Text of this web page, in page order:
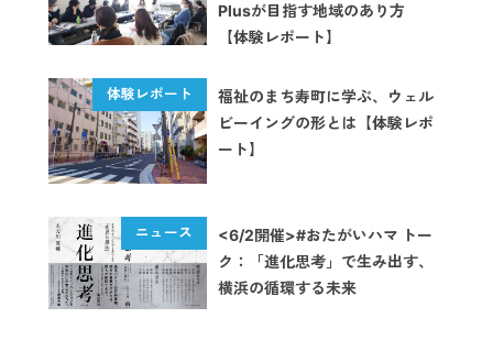
Plusが目指す地域のあり方
【体験レポート】
福祉のまち寿町に学ぶ、ウェル
ビーイングの形とは【体験レポ
ート】
<6/2開催>#おたがいハマ トー
ク：「進化思考」で生み出す、
横浜の循環する未来